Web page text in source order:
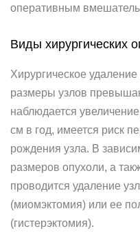
оперативным
Виды хирургических
Хирургическое
размеры узлов
наблюдается
см в год, имеется риск
рождения узла. В
размеров опухоли, а
проводится удаление
(миомэктомия) или ее
(гистерэктомия).